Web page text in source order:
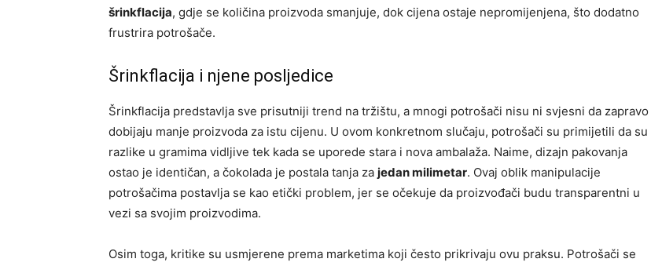
šrinkflacija, gdje se količina proizvoda smanjuje, dok cijena ostaje nepromijenjena, što dodatno
frustrira potrošače.
Šrinkflacija i njene posljedice
Šrinkflacija predstavlja sve prisutniji trend na tržištu, a mnogi potrošači nisu ni svjesni da zapravo
dobijaju manje proizvoda za istu cijenu. U ovom konkretnom slučaju, potrošači su primijetili da su
razlike u gramima vidljive tek kada se uporede stara i nova ambalaža. Naime, dizajn pakovanja
ostao je identičan, a čokolada je postala tanja za jedan milimetar. Ovaj oblik manipulacije
potrošačima postavlja se kao etički problem, jer se očekuje da proizvođači budu transparentni u
vezi sa svojim proizvodima.
Osim toga, kritike su usmjerene prema marketima koji često prikrivaju ovu praksu. Potrošači se